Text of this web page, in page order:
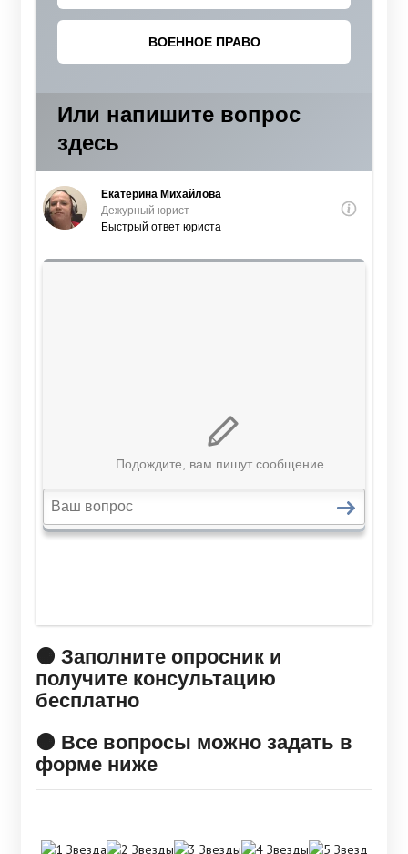
🟠 Заполните опросник и
получите консультацию
бесплатно
🟠 Все вопросы можно задать в
форме ниже